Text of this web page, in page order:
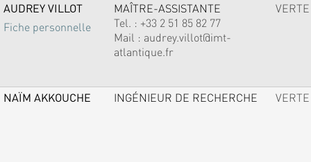
AUDREY VILLOT
Fiche personnelle
MAÎTRE-ASSISTANTE
Tel. : +33 2 51 85 82 77
Mail : audrey.villot@imt-
atlantique.fr
VERTE
NAÏM AKKOUCHE INGÉNIEUR DE RECHERCHE VERTE